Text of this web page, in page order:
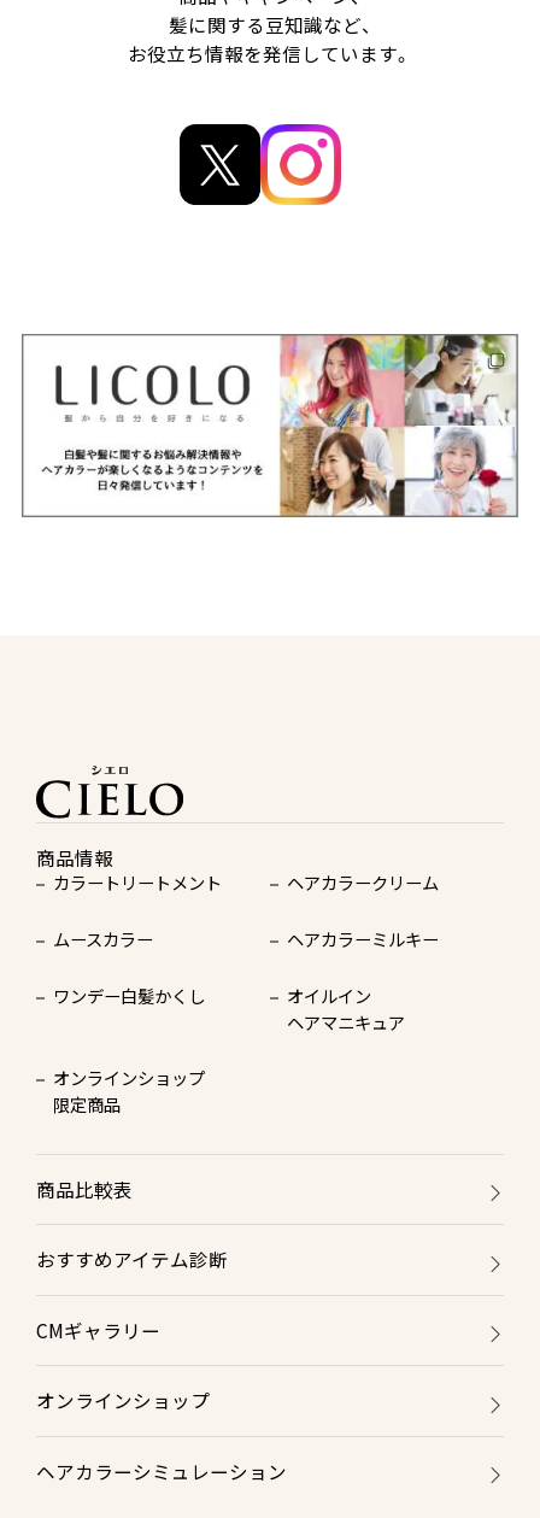
髪に関する豆知識など、
お役立ち情報を発信しています。
商品情報
カラートリートメント ヘアカラークリーム
ムースカラー ヘアカラーミルキー
ワンデー白髪かくし
オイルイン
ヘアマニキュア
オンラインショップ
限定商品
商品比較表
おすすめアイテム診断
CMギャラリー
オンラインショップ
ヘアカラーシミュレーション